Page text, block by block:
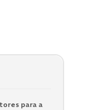
para a